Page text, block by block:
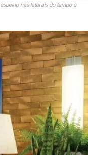
nas laterais do tampo e